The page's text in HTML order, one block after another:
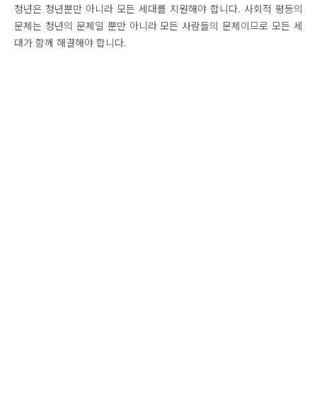
청년은 청년뿐만 아니라 모든 세대를 지원해야 합니다. 사회적 평등의
문제는 청년의 문제일 뿐만 아니라 모든 사람들의 문제이므로 모든 세
대가 함께 해결해야 합니다.